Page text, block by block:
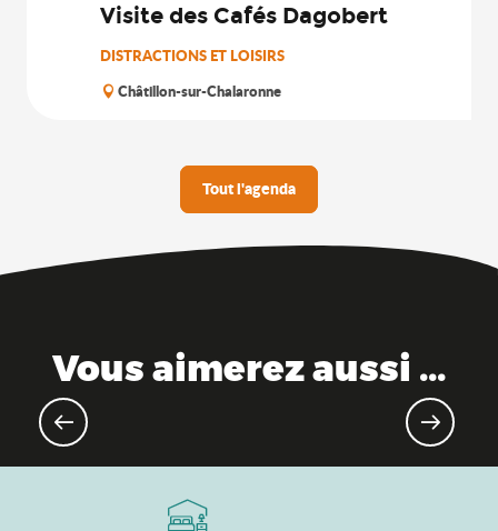
Visite des Cafés Dagobert
DISTRACTIONS ET LOISIRS
Châtillon-sur-Chalaronne
Tout l'agenda
Vous aimerez aussi ...